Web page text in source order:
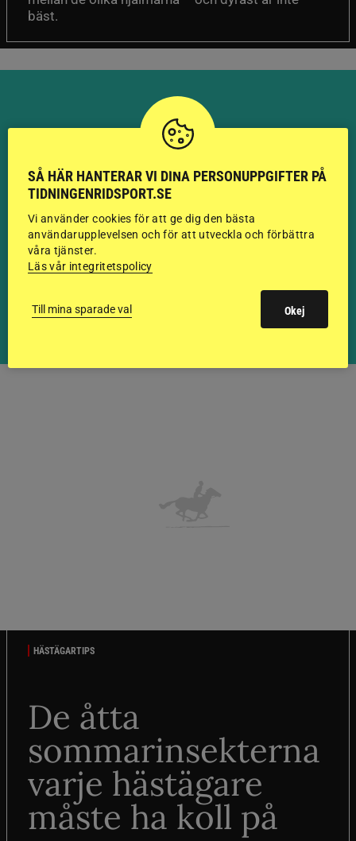
bäst.
HINGSTAR ONLINE
GODKÄNDA HINGSTAR I
FLERA KATEGORIER MED
BILDER OCH FAKTA
VISA ALLA HINGSTAR
HÄSTÄGARTIPS
De åtta
sommarinsekterna
varje hästägare
måste ha koll på
SÅ HÄR HANTERAR VI DINA PERSONUPPGIFTER PÅ
TIDNINGENRIDSPORT.SE
Vi använder cookies för att ge dig den bästa
användarupplevelsen och för att utveckla och förbättra
våra tjänster.
Läs vår integritetspolicy
Till mina sparade val Okej